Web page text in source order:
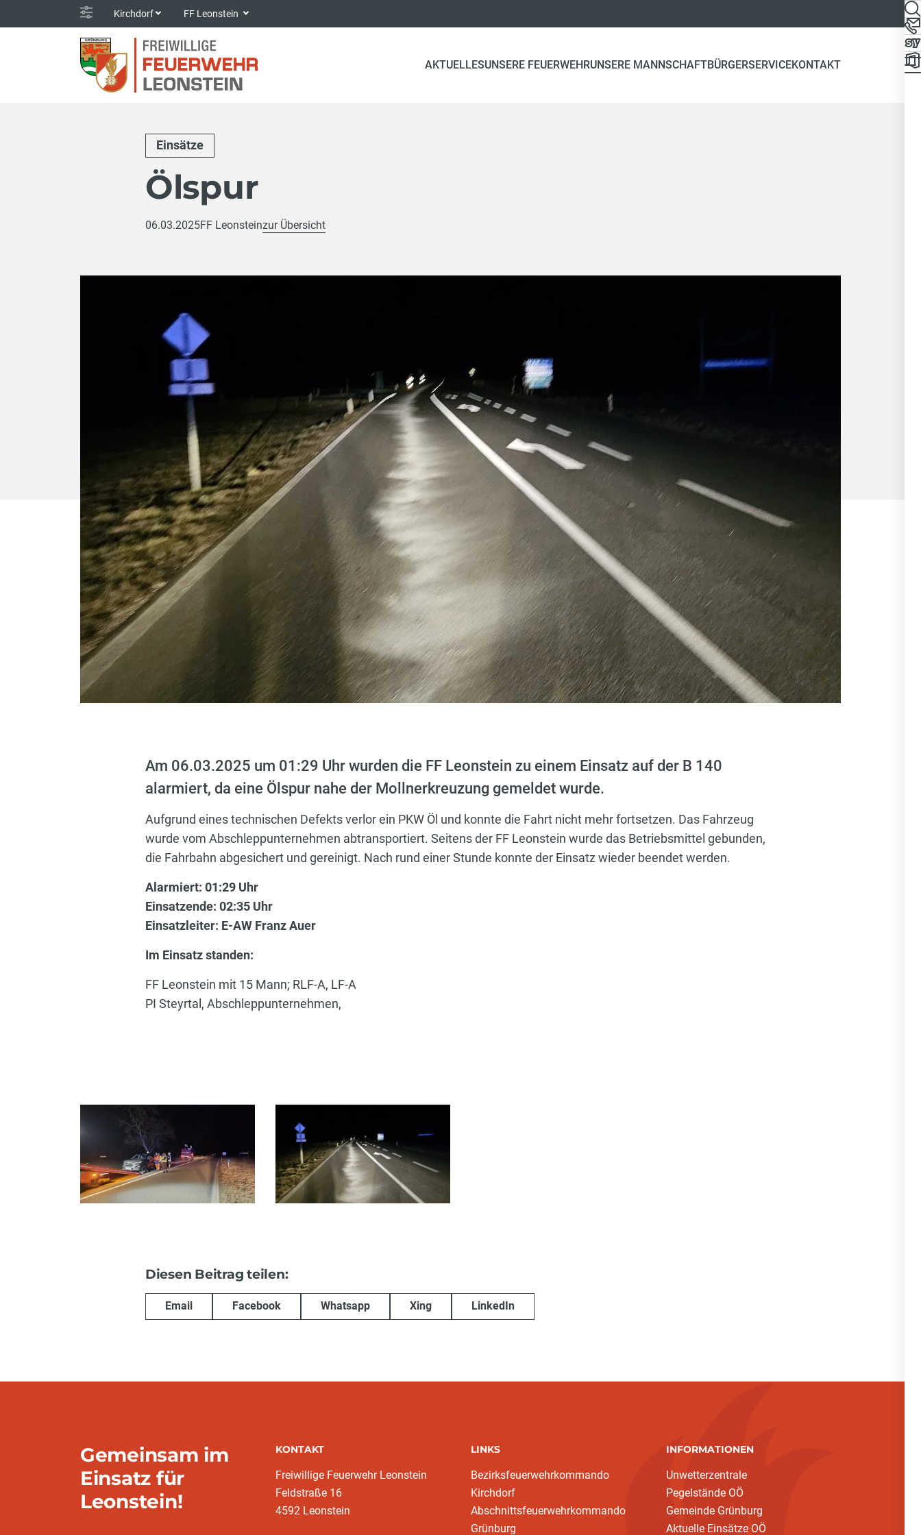
Kirchdorf FF Leonstein
AKTUELLESUNSERE FEUERWEHRUNSERE MANNSCHAFTBÜRGERSERVICEKONTAKT
Einsätze
Ölspur
06.03.2025FF Leonsteinzur Übersicht
Am 06.03.2025 um 01:29 Uhr wurden die FF Leonstein zu einem Einsatz auf der B 140
alarmiert, da eine Ölspur nahe der Mollnerkreuzung gemeldet wurde.
Aufgrund eines technischen Defekts verlor ein PKW Öl und konnte die Fahrt nicht mehr fortsetzen. Das Fahrzeug
wurde vom Abschleppunternehmen abtransportiert. Seitens der FF Leonstein wurde das Betriebsmittel gebunden,
die Fahrbahn abgesichert und gereinigt. Nach rund einer Stunde konnte der Einsatz wieder beendet werden.
Alarmiert: 01:29 Uhr
Einsatzende: 02:35 Uhr
Einsatzleiter: E-AW Franz Auer
Im Einsatz standen:
FF Leonstein mit 15 Mann; RLF-A, LF-A
PI Steyrtal, Abschleppunternehmen,
Diesen Beitrag teilen:
Email Facebook Whatsapp Xing LinkedIn
Gemeinsam im
Einsatz für
Leonstein!
KONTAKT
Freiwillige Feuerwehr Leonstein
Feldstraße 16
4592 Leonstein
LINKS
Bezirksfeuerwehrkommando
Kirchdorf
Abschnittsfeuerwehrkommando
Grünburg
INFORMATIONEN
Unwetterzentrale
Pegelstände OÖ
Gemeinde Grünburg
Aktuelle Einsätze OÖ